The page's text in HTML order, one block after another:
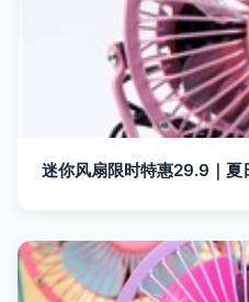
迷你风扇限时特惠29.9｜夏